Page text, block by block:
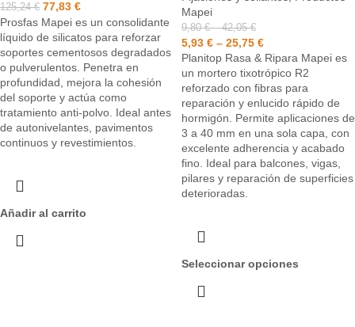
125,24€ 77,83 €
Prosfas Mapei es un consolidante
líquido de silicatos para reforzar
soportes cementosos degradados
o pulverulentos. Penetra en
profundidad, mejora la cohesión
del soporte y actúa como
tratamiento anti-polvo. Ideal antes
de autonivelantes, pavimentos
continuos y revestimientos.
Añadir al carrito
Mapei
9,80€–42,05€
5,93 € – 25,75 €
Planitop Rasa & Ripara Mapei es
un mortero tixotrópico R2
reforzado con fibras para
reparación y enlucido rápido de
hormigón. Permite aplicaciones de
3 a 40 mm en una sola capa, con
excelente adherencia y acabado
fino. Ideal para balcones, vigas,
pilares y reparación de superficies
deterioradas.
Seleccionar opciones